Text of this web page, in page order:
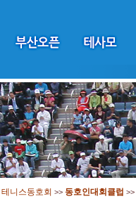
테니스동호회 >> 동호인대회클럽 >>